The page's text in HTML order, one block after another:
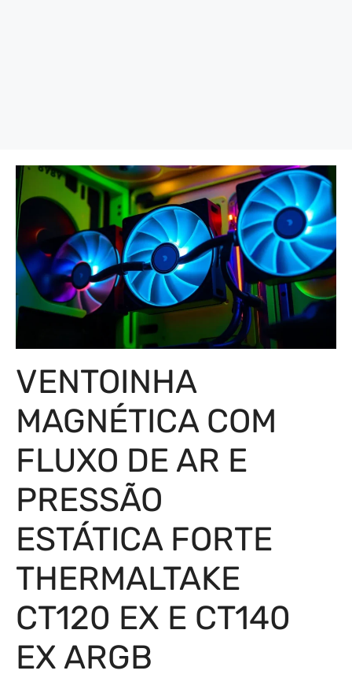
VENTOINHA
MAGNÉTICA COM
FLUXO DE AR E
PRESSÃO
ESTÁTICA FORTE
THERMALTAKE
CT120 EX E CT140
EX ARGB